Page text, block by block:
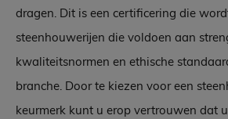
dragen. Dit is een certificering die
steenhouwerijen die voldoen aan
kwaliteitsnormen en ethische
branche. Door te kiezen voor een
keurmerk kunt u erop vertrouwen dat